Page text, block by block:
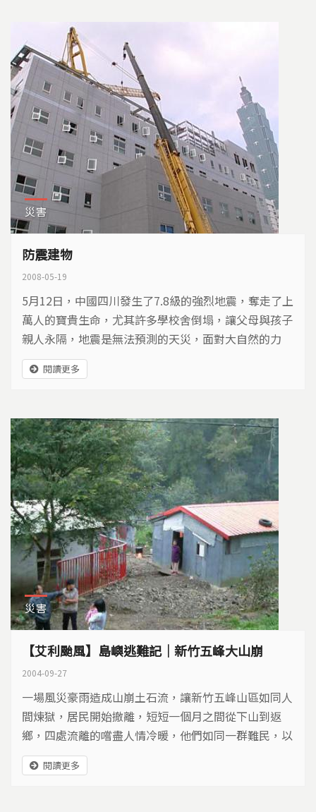
災害
防震建物
2008-05-19
5月12日，中國四川發生了7.8級的強烈地震，奪走了上
萬人的寶貴生命，尤其許多學校舍倒塌，讓父母與孩子
親人永隔，地震是無法預測的天災，面對大自然的力
量，我們無力抵擋，但是有沒有辦法將傷害的風險降到
最低呢？從過去地震的傷痛中，許多建築師和工程師，
是人們最安心的屏障，之前我們的島節目，曾經製作防
震建築以及防震學校的相關報導，這一次特別重新整理
播出，希望再次深入的探討，建築物防震的技術與概
念。
閱讀更多
災害
【艾利颱風】島嶼逃難記｜新竹五峰大山崩
2004-09-27
一場風災豪雨造成山崩土石流，讓新竹五峰山區如同人
間煉獄，居民開始撤離，短短一個月之間從下山到返
鄉，四處流離的嚐盡人情冷暖，他們如同一群難民，以
卑微的姿態寫下悲傷的島嶼逃難記。
閱讀更多